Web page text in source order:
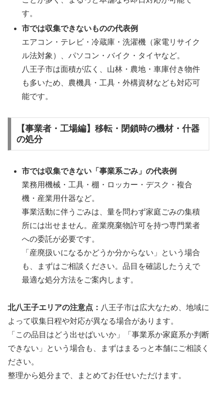
す。
市では収集できないものの代表例
エアコン・テレビ・冷蔵庫・洗濯機（家電リサイク
ル法対象）、パソコン・バイク・タイヤなど。
八王子市は面積が広く、山林・農地・車庫付き物件
も多いため、農機具・工具・外構資材なども対応可
能です。
【事業者・工場編】移転・閉鎖時の機材・什器
の処分
市では収集できない「事業系ごみ」の代表例
業務用機械・工具・棚・ロッカー・デスク・複合
機・産業用什器など。
事業活動に伴うごみは、量を問わず家庭ごみの集積
所には出せません。産業廃棄物許可を持つ専門業者
への委託が必要です。
「産廃扱いになるかどうか分からない」という場合
も、まずはご相談ください。品目を確認したうえで
最適な処分方法をご案内します。
北八王子エリアの注意点： 八王子市は広大なため、地域に
よって収集日程や対応が異なる場合があります。
「この品目はどう出せばいいか」「事業系か家庭系か判断
できない」という場合も、まずはまるっと本舗にご相談く
ださい。
整理から処分まで、まとめてお任せいただけます。